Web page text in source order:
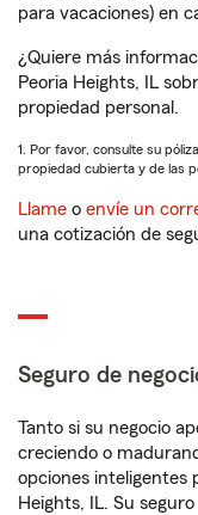
para vacaciones) en
¿Quiere más
Peoria Heights, IL
propiedad personal.
1. Por favor, consulte su
propiedad cubierta y de las
Llame o envíe un
una cotización de
Seguro de
Tanto si su negocio
creciendo o
opciones inteligentes
Heights, IL. Su